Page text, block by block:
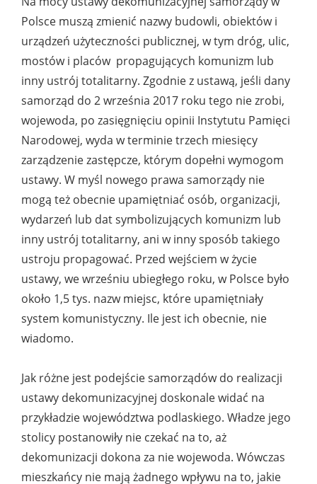
Polsce muszą zmienić nazwy budowli, obiektów i
urządzeń użyteczności publicznej, w tym dróg, ulic,
mostów i placów propagujących komunizm lub
inny ustrój totalitarny. Zgodnie z ustawą, jeśli dany
samorząd do 2 września 2017 roku tego nie zrobi,
wojewoda, po zasięgnięciu opinii Instytutu Pamięci
Narodowej, wyda w terminie trzech miesięcy
zarządzenie zastępcze, którym dopełni wymogom
ustawy. W myśl nowego prawa samorządy nie
mogą też obecnie upamiętniać osób, organizacji,
wydarzeń lub dat symbolizujących komunizm lub
inny ustrój totalitarny, ani w inny sposób takiego
ustroju propagować. Przed wejściem w życie
ustawy, we wrześniu ubiegłego roku, w Polsce było
około 1,5 tys. nazw miejsc, które upamiętniały
system komunistyczny. Ile jest ich obecnie, nie
wiadomo.
Jak różne jest podejście samorządów do realizacji
ustawy dekomunizacyjnej doskonale widać na
przykładzie województwa podlaskiego. Władze jego
stolicy postanowiły nie czekać na to, aż
dekomunizacji dokona za nie wojewoda. Wówczas
mieszkańcy nie mają żadnego wpływu na to, jakie